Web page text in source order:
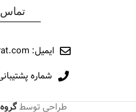
تماس
ایمیل: info@zamantejarat.com
شماره پشتیبانی:
طراحی توسط